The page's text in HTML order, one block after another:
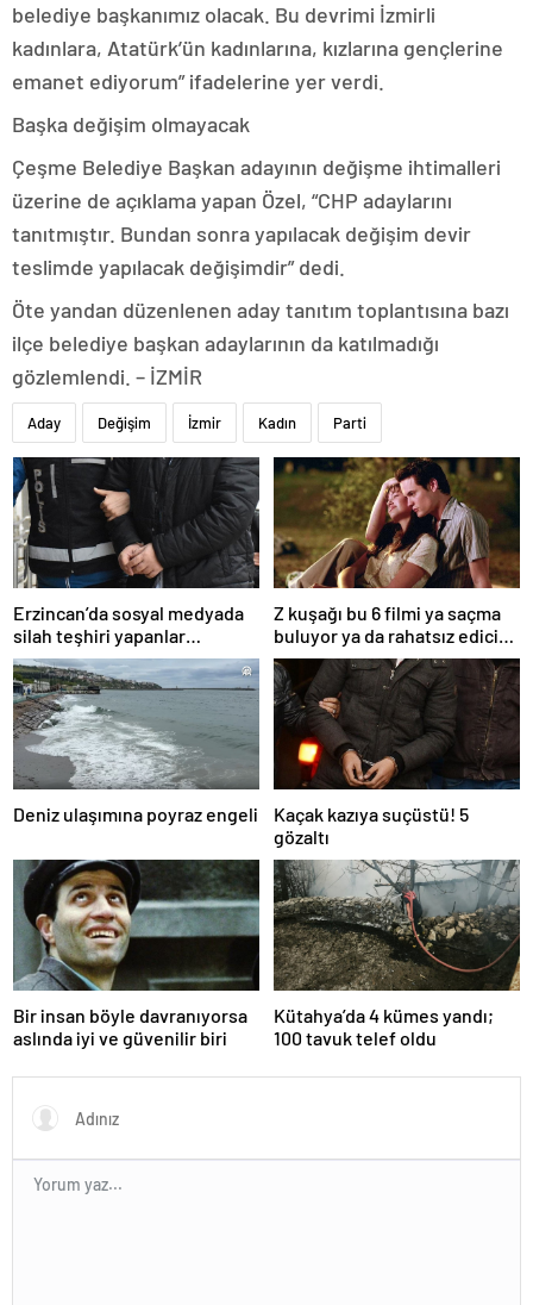
belediye başkanımız olacak. Bu devrimi İzmirli
kadınlara, Atatürk’ün kadınlarına, kızlarına gençlerine
emanet ediyorum” ifadelerine yer verdi.
Başka değişim olmayacak
Çeşme Belediye Başkan adayının değişme ihtimalleri
üzerine de açıklama yapan Özel, “CHP adaylarını
tanıtmıştır. Bundan sonra yapılacak değişim devir
teslimde yapılacak değişimdir” dedi.
Öte yandan düzenlenen aday tanıtım toplantısına bazı
ilçe belediye başkan adaylarının da katılmadığı
gözlemlendi. – İZMİR
Aday Değişim İzmir Kadın Parti
Erzincan’da sosyal medyada
silah teşhiri yapanlar
yakalandı
Z kuşağı bu 6 filmi ya saçma
buluyor ya da rahatsız edici
ve toksik!
Deniz ulaşımına poyraz engeli
Kaçak kazıya suçüstü! 5
gözaltı
Bir insan böyle davranıyorsa
aslında iyi ve güvenilir biri
Kütahya’da 4 kümes yandı;
100 tavuk telef oldu